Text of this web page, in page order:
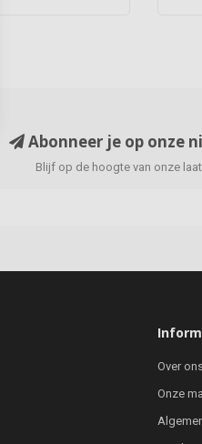
Abonneer je op onze
Blijf op de hoogte van onze
Over
Onze